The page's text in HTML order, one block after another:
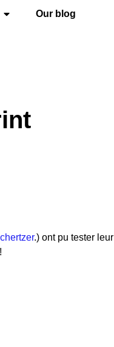
Our blog
.) ont pu tester leur